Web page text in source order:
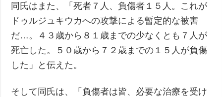
同氏はまた、「死者７人、負傷者１５人。これが
ドゥルジュキウカへの攻撃による暫定的な被害
だ…。４３歳から８１歳までの少なくとも７人が
死亡した。５０歳から７２歳までの１５人が負傷
した」と伝えた。
そして同氏は、「負傷者は皆、必要な治療を受け